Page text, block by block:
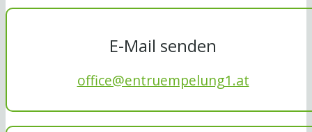
E-Mail senden
office@entruempelung1.at